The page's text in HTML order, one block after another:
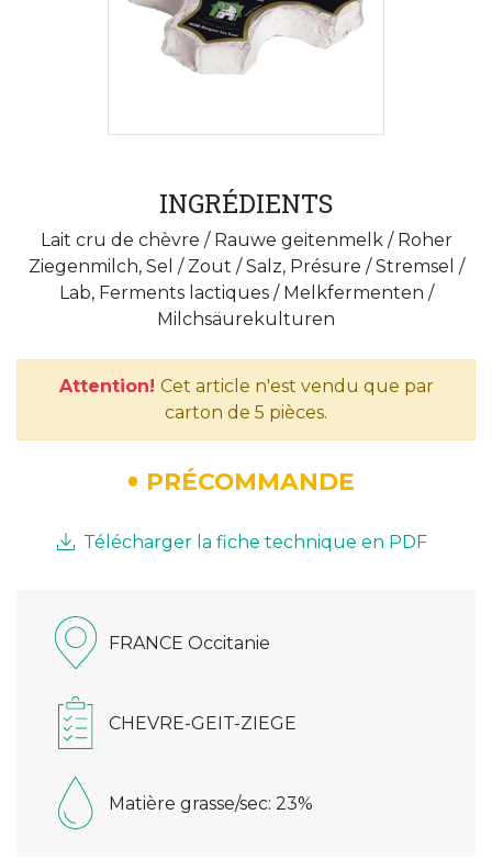
INGRÉDIENTS
Lait cru de chèvre / Rauwe geitenmelk / Roher
Ziegenmilch, Sel / Zout / Salz, Présure / Stremsel /
Lab, Ferments lactiques / Melkfermenten /
Milchsäurekulturen
Attention! Cet article n'est vendu que par
carton de 5 pièces.
PRÉCOMMANDE
Télécharger la fiche technique en PDF
FRANCE Occitanie
CHEVRE-GEIT-ZIEGE
Matière grasse/sec: 23%